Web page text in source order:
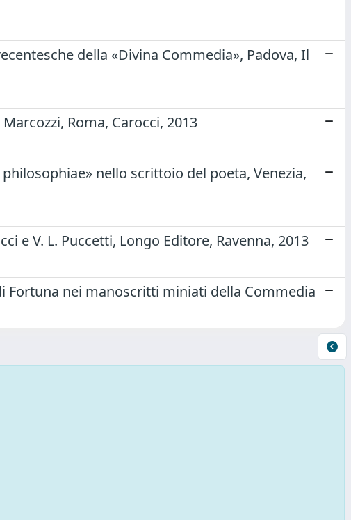
della «Divina Commedia», Padova, Il
Roma, Carocci, 2013
nello scrittoio del poeta, Venezia,
e V. L. Puccetti, Longo Editore, Ravenna, 2013
Fortuna nei manoscritti miniati della Commedia